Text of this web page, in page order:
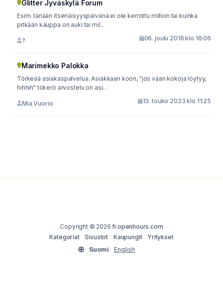
Glitter Jyväskylä Forum
Esim. tänään itsenäisyyspäivänä ei ole kerrottu milloin tai kuinka
pitkään kauppa on auki tai mil...
? 06. joulu 2016 klo 16:06
Marimekko Palokka
Törkeää asiakaspalvelua. Asiakkaan koon, "jos vaan kokoja löytyy,
hihhih" tökerö arvostelu on asi...
Mia Vuorio 13. touko 2023 klo 11:25
Copyright © 2026fi.openhours.com
Kategoriat
Sivustot Kaupungit
Yritykset
Suomi
English